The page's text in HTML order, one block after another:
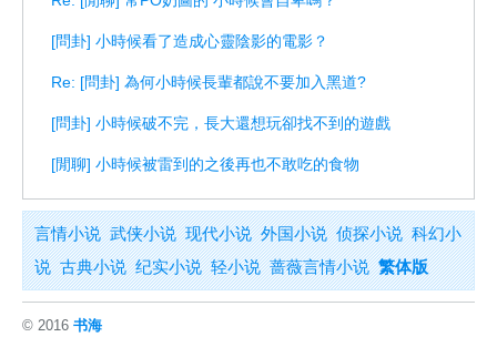
[問卦] 小時候看了造成心靈陰影的電影？
Re: [問卦] 為何小時候長輩都說不要加入黑道?
[問卦] 小時候破不完，長大還想玩卻找不到的遊戲
[閒聊] 小時候被雷到的之後再也不敢吃的食物
言情小说 武侠小说 现代小说 外国小说 侦探小说 科幻小
说 古典小说 纪实小说 轻小说 蔷薇言情小说 繁体版
© 2016 书海